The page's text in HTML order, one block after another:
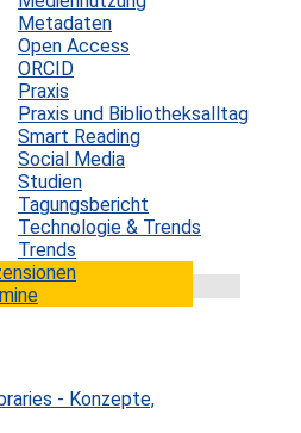
Metadaten
Open Access
ORCID
Praxis
Praxis und Bibliotheksalltag
Smart Reading
Social Media
Studien
Tagungsbericht
Technologie & Trends
Trends
die sich
Abschaffung der
der anderen Seite stehen
Internetprovider,
die genau so
für das Internet...